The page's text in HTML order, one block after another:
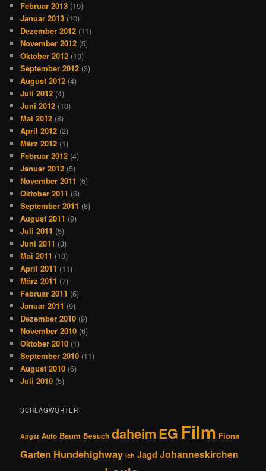
Februar 2013 (19)
Januar 2013 (10)
Dezember 2012 (11)
November 2012 (5)
Oktober 2012 (10)
September 2012 (3)
August 2012 (4)
Juli 2012 (4)
Juni 2012 (10)
Mai 2012 (8)
April 2012 (2)
März 2012 (1)
Februar 2012 (4)
Januar 2012 (5)
November 2011 (5)
Oktober 2011 (6)
September 2011 (8)
August 2011 (9)
Juli 2011 (5)
Juni 2011 (3)
Mai 2011 (10)
April 2011 (11)
März 2011 (7)
Februar 2011 (6)
Januar 2011 (9)
Dezember 2010 (9)
November 2010 (6)
Oktober 2010 (1)
September 2010 (11)
August 2010 (6)
Juli 2010 (5)
SCHLAGWÖRTER
Angst Auto Baum Besuch daheimEG Film Fiona
Garten Hundehighway ich Jagd Johanneskirchen